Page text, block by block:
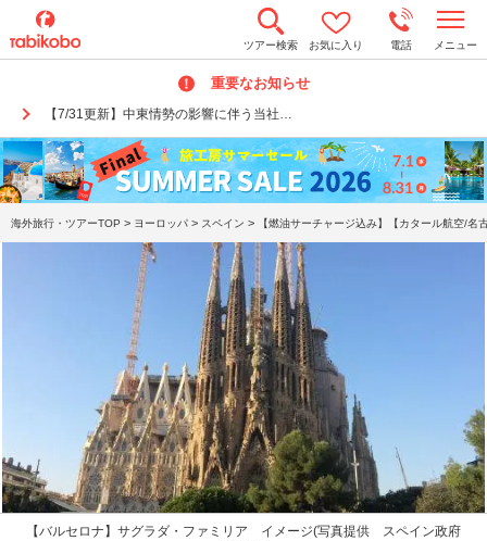
ツアー検索 お気に入り 電話 メニュー
重要なお知らせ
【7/31更新】中東情勢の影響に伴う当社…
o
n
a
v
i
g
a
t
海外旅行・ツアーTOP > ヨーロッパ > スペイン > 【燃油サーチャージ込み】【カタール航空/
【バルセロナ】サグラダ・ファミリア イメージ(写真提供 スペイン政府